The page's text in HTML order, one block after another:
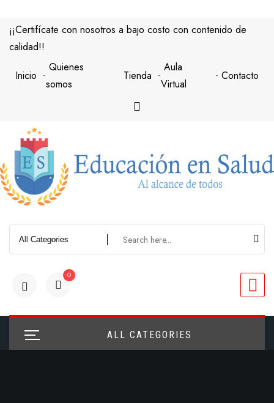
contenido
¡¡Certifícate con nosotros a bajo costo con contenido de
calidad!!
Inicio
Quienes
somos
Tienda
Aula
Virtual
Contacto
0
ALL CATEGORIES